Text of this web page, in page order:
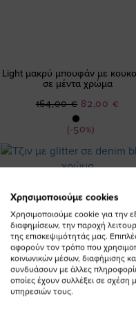
Light μακρύ μπουφάν με
σε μέντα χρώμα
(-50%)
Ειδική
82,00 €
164,00 €
Χρησιμοποιούμε cookies
Χρησιμοποιούμε cookie για την
διαφημίσεων, την παροχή
της επισκεψιμότητάς μας.
αφορούν τον τρόπο που
κοινωνικών μέσων, διαφήμισης
συνδυάσουν με άλλες
οποίες έχουν συλλέξει σε
υπηρεσιών τους.